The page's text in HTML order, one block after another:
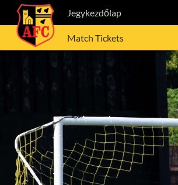
Jegykezdőlap
Match Tickets